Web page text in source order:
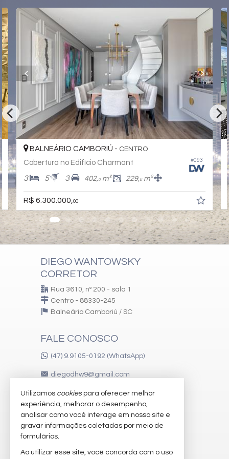
Andar Alto
Vista Livre
Acabamento em Gesso
Piscina Privativa
Sala de Estar
Sala de Jantar
Cozinha
Espaço Gourmet
Sacada Integrada
Banheiro de Serviço
Características do Empreendimento
Sauna
Bar
Sala de Jogos
Salão de Festas
Piscina
Spa
Espaço Gourmet
Espaço Fitness
Portaria 24h
Captação de Água
Portão Eletrônico
Playground
Quiosque Externo
Piscina Infantil
Câmeras de Segurança
Gás Central
Deck Molhado
Sala de Reunião
Box de Praia
Estar Social
#093
BALNEÁRIO CAMBORIÚ - CENTRO
Cobertura no Edifício Charmant
3 5 3 402,0m² 229,0m²
R$ 6.300.000, 00
DIEGO WANTOWSKY
CORRETOR
Rua 3610, nº 200 - sala 1
Centro - 88330-245
Balneário Camboriú / SC
FALE CONOSCO
(47) 9.9105-0192 (WhatsApp)
diegodhw9@gmail.com
VEJA MAIS
imóveis favoritos
Utilizamos cookiespara oferecer melhor
experiência, melhorar o desempenho,
analisar como você interage em nosso site e
gravar informações coletadas por meio de
formulários.
Ao utilizar esse site, você concorda com o uso